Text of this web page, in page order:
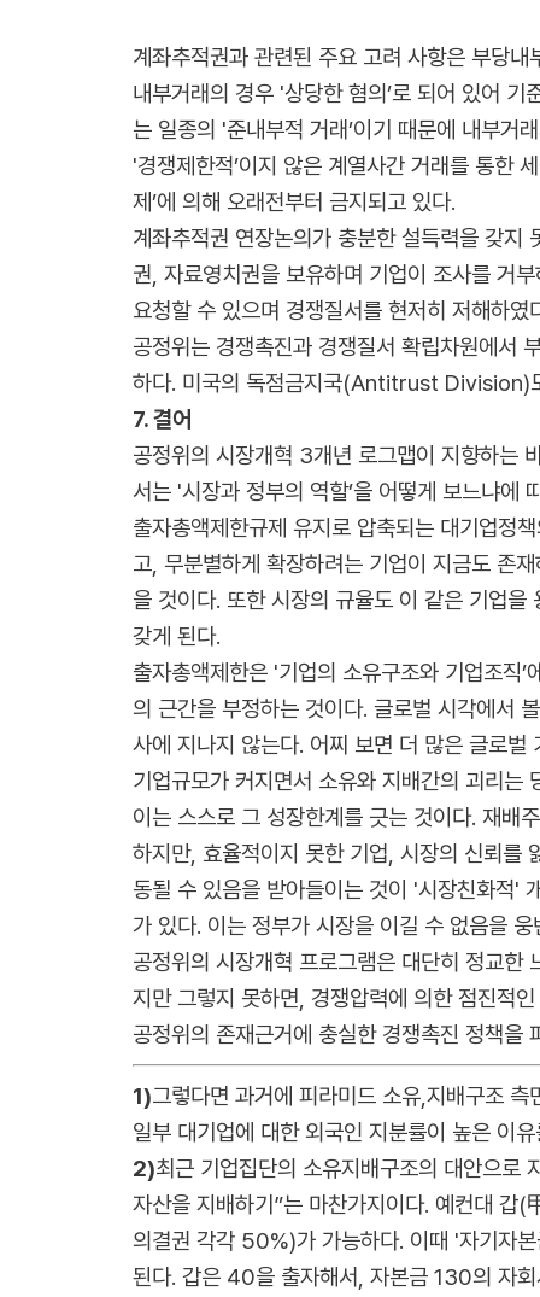
계좌추적권과 관련된 주요 고려 사항은 부당
내부거래의 경우 '상당한 혐의’로 되어 있어
는 일종의 '준내부적 거래’이기 때문에 내부거
'경쟁제한적’이지 않은 계열사간 거래를 통한
제’에 의해 오래전부터 금지되고 있다.
계좌추적권 연장논의가 충분한 설득력을 갖지
권, 자료영치권을 보유하며 기업이 조사를 거
요청할 수 있으며 경쟁질서를 현저히 저해하
공정위는 경쟁촉진과 경쟁질서 확립차원에서
하다. 미국의 독점금지국(Antitrust Division)
7. 결어
공정위의 시장개혁 3개년 로그맵이 지향하는
서는 '시장과 정부의 역할’을 어떻게 보느냐에
출자총액제한규제 유지로 압축되는 대기업정
고, 무분별하게 확장하려는 기업이 지금도 존
을 것이다. 또한 시장의 규율도 이 같은 기업
갖게 된다.
출자총액제한은 '기업의 소유구조와 기업조직
의 근간을 부정하는 것이다. 글로벌 시각에서
사에 지나지 않는다. 어찌 보면 더 많은 글로
기업규모가 커지면서 소유와 지배간의 괴리는
이는 스스로 그 성장한계를 긋는 것이다. 재
하지만, 효율적이지 못한 기업, 시장의 신뢰를
동될 수 있음을 받아들이는 것이 '시장친화적'
가 있다. 이는 정부가 시장을 이길 수 없음을
공정위의 시장개혁 프로그램은 대단히 정교한
지만 그렇지 못하면, 경쟁압력에 의한 점진적
공정위의 존재근거에 충실한 경쟁촉진 정책을
1)그렇다면 과거에 피라미드 소유,지배구조
일부 대기업에 대한 외국인 지분률이 높은 이
2)최근 기업집단의 소유지배구조의 대안으로
자산을 지배하기”는 마찬가지이다. 예컨대 갑
의결권 각각 50%)가 가능하다. 이때 '자기자
된다. 갑은 40을 출자해서, 자본금 130의 자